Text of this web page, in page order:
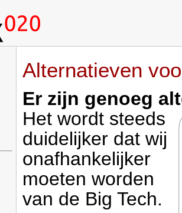
Alternatieven
Er zijn genoeg
Het wordt steeds
duidelijker dat wij
onafhankelijker
moeten worden
van de Big Tech.